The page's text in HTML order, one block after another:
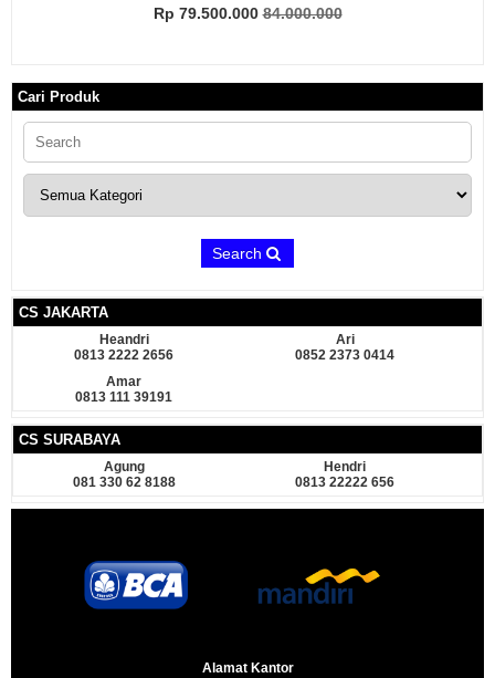
Cari Produk
Search
CS JAKARTA
Heandri
0813 2222 2656
Ari
0852 2373 0414
Amar
0813 111 39191
CS SURABAYA
Agung
081 330 62 8188
Hendri
0813 22222 656
Alamat Kantor